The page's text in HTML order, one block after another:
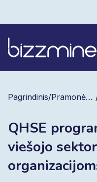
Pagrindinis/ Pramonės šakos
QHSE
viešojo